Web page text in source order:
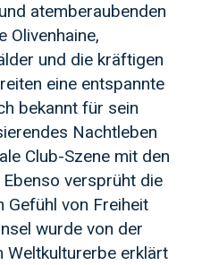
atemberaubenden
Olivenhaine,
und die kräftigen
eine entspannte
bekannt für sein
Nachtleben
Club-Szene mit den
versprüht die
Gefühl von Freiheit
wurde von der
Weltkulturerbe erklärt